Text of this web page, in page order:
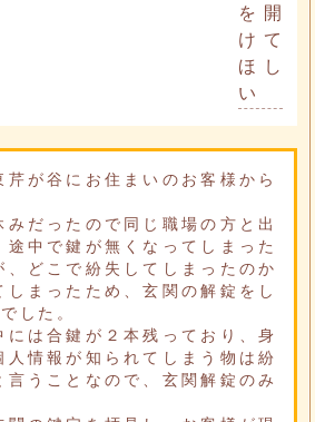
を開
けて
ほし
い
が谷にお住まいのお客様から
だったので同じ職場の方と出
中で鍵が無くなってしまった
、どこで紛失してしまったのか
まったため、玄関の解錠をし
した。
には合鍵が２本残っており、身
人情報が知られてしまう物は紛
言うことなので、玄関解錠のみ